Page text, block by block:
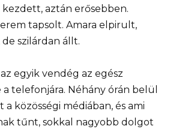
aztán erősebben.
tapsolt. Amara elpirult,
szilárdan állt.
egyik vendég az egész
telefonjára. Néhány órán belül
közösségi médiában, és ami
tűnt, sokkal nagyobb dolgot